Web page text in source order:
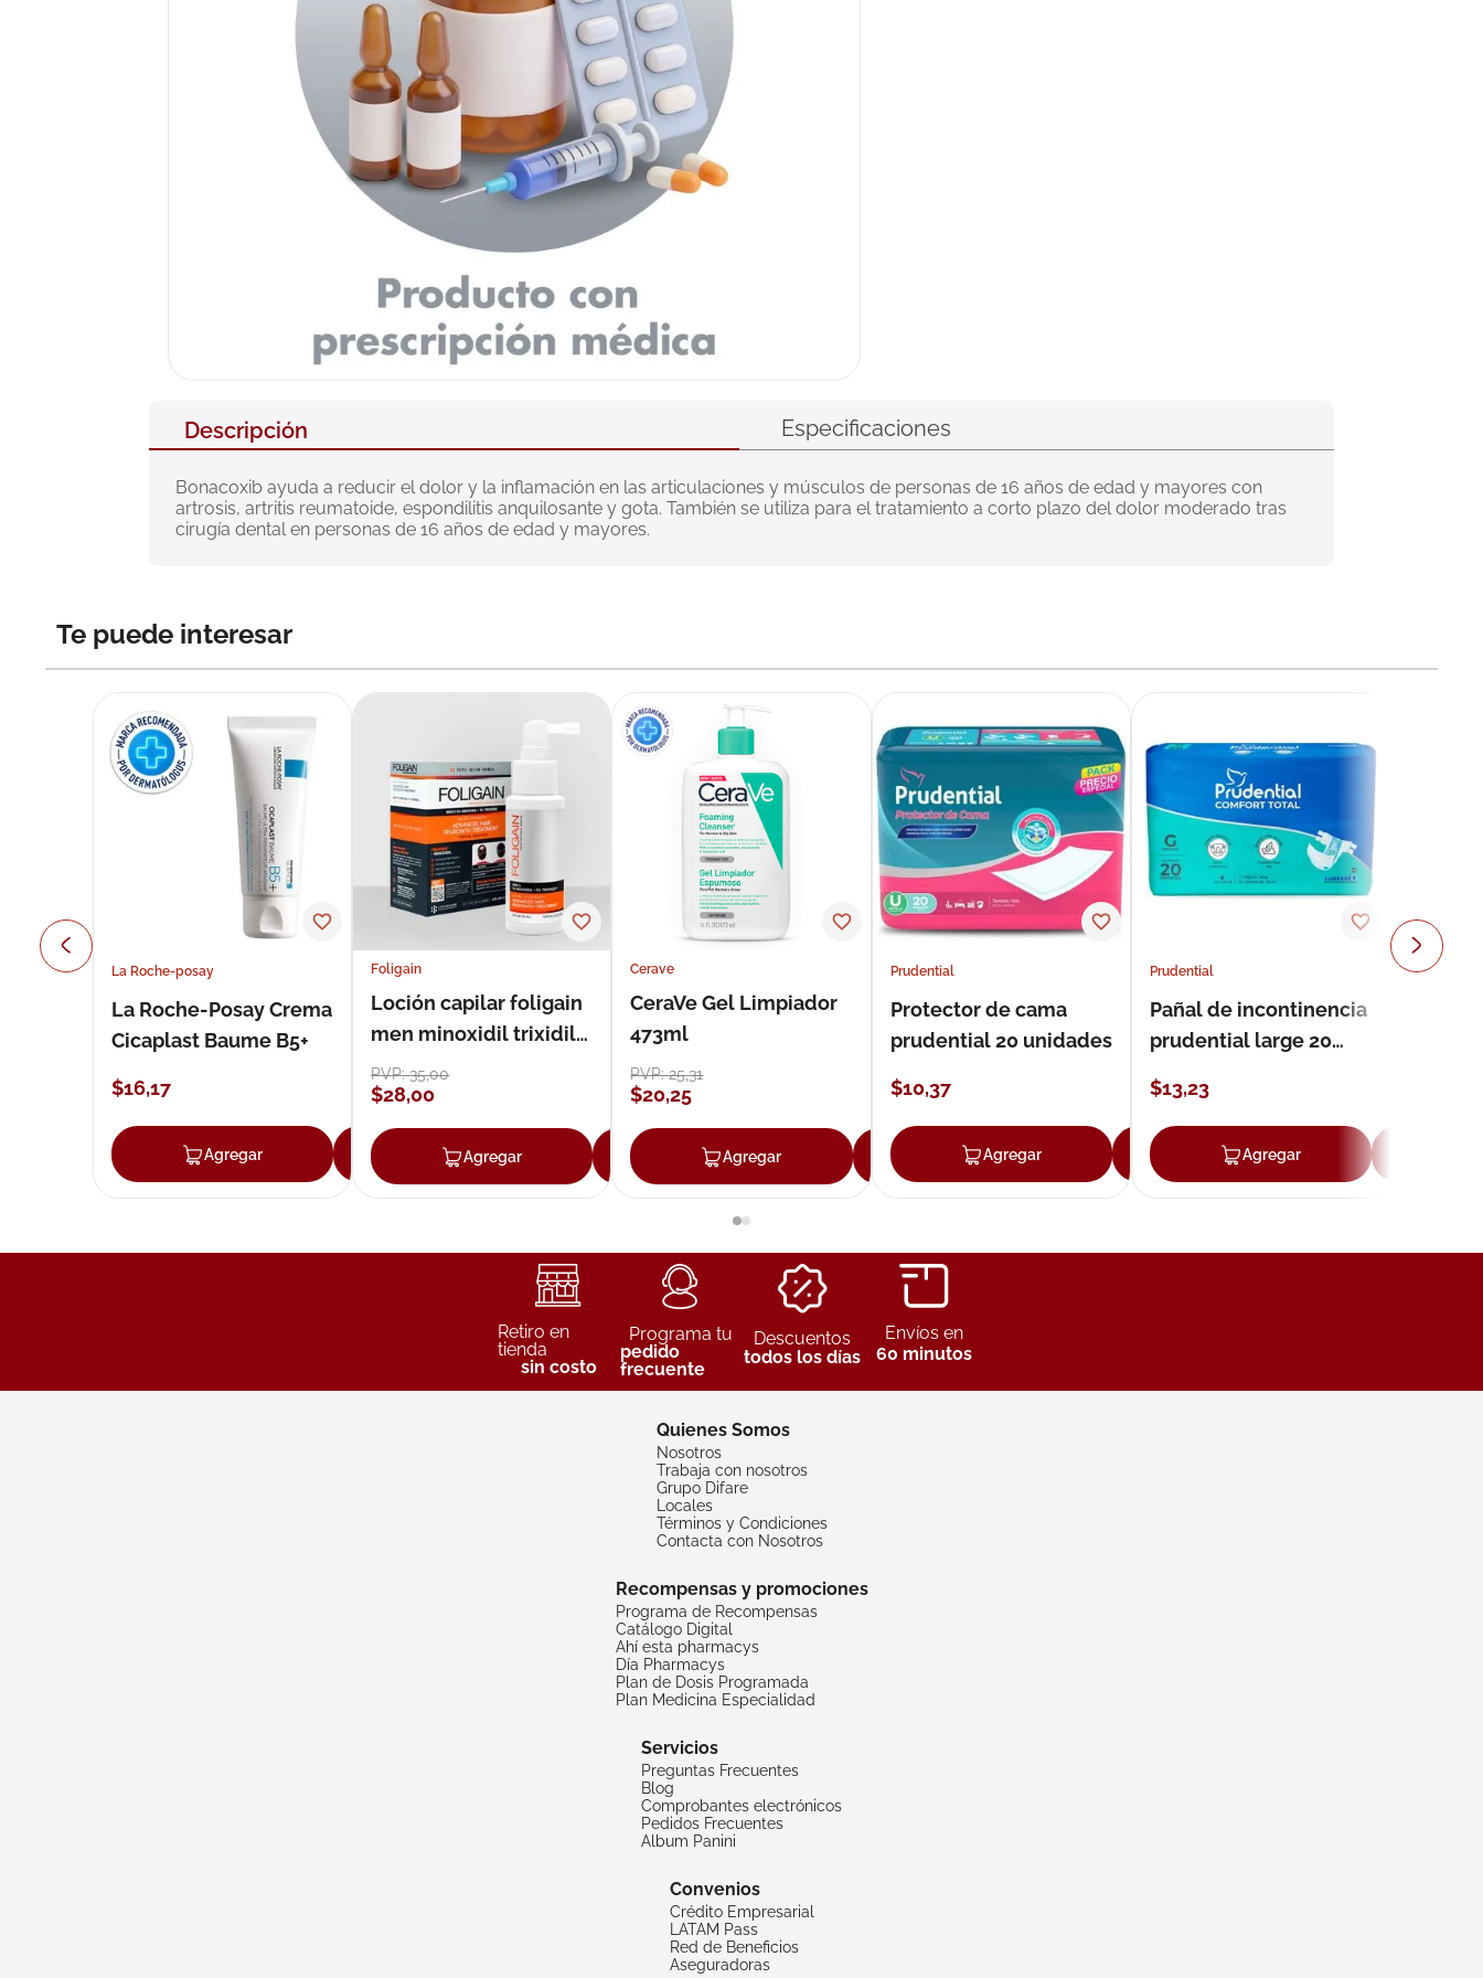
Descripción Especificaciones
Bonacoxib ayuda a reducir el dolor y la inflamación en las articulaciones y músculos de personas de 16 años de edad y mayores con
artrosis, artritis reumatoide, espondilitis anquilosante y gota. También se utiliza para el tratamiento a corto plazo del dolor moderado tras
cirugía dental en personas de 16 años de edad y mayores.
Te puede interesar
La Roche-posay
La Roche-Posay Crema
Cicaplast Baume B5+
$16,17
Agregar Agregar
Foligain
Loción capilar foligain
men minoxidil trixidil
loción 59 ml
PVP:35,00
$28,00
Agregar Agregar
Cerave
CeraVe Gel Limpiador
473ml
PVP:25,31
$20,25
Agregar Agregar
Prudential
Protector de cama
prudential 20 unidades
$10,37
Agregar Agregar
Prudential
Pañal de incontinencia
prudential large 20
$13,23
Agregar
Retiro en
tienda
sin costo
Programa tu
pedido
frecuente
Descuentos
todos los días
Envíos en
60 minutos
Quienes Somos
Nosotros
Trabaja con nosotros
Grupo Difare
Locales
Términos y Condiciones
Contacta con Nosotros
Recompensas y promociones
Programa de Recompensas
Catálogo Digital
Ahí esta pharmacys
Día Pharmacys
Plan de Dosis Programada
Plan Medicina Especialidad
Servicios
Preguntas Frecuentes
Blog
Comprobantes electrónicos
Pedidos Frecuentes
Album Panini
Convenios
Crédito Empresarial
LATAM Pass
Red de Beneficios
Aseguradoras
10 pañales